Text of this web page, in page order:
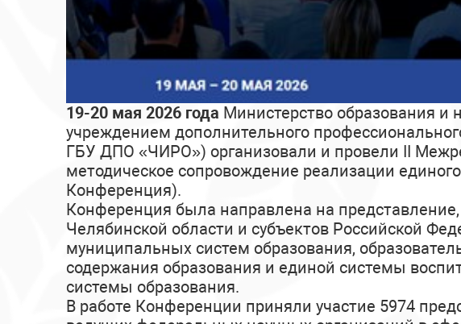
19-20 мая 2026 года Министерство образования и
учреждением дополнительного
ГБУ ДПО «ЧИРО») организовали и провели II
методическое сопровождение реализации
Конференция).
Конференция была направлена на
Челябинской области и субъектов Российской
муниципальных систем образования,
содержания образования и единой системы
системы образования.
В работе Конференции приняли участие 5974